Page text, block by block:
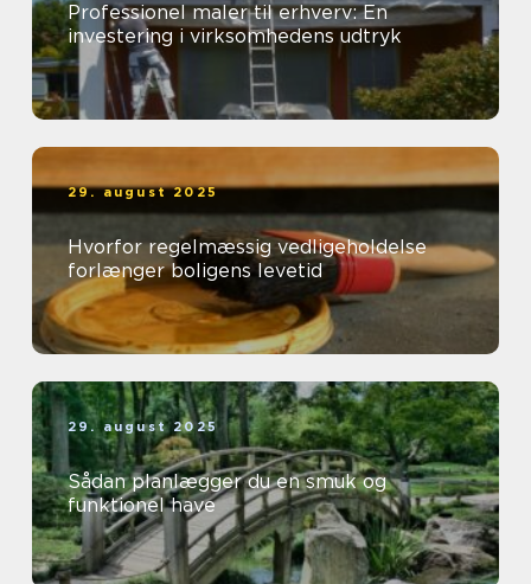
Professionel maler til erhverv: En
investering i virksomhedens udtryk
29. august 2025
Hvorfor regelmæssig vedligeholdelse
forlænger boligens levetid
29. august 2025
Sådan planlægger du en smuk og
funktionel have